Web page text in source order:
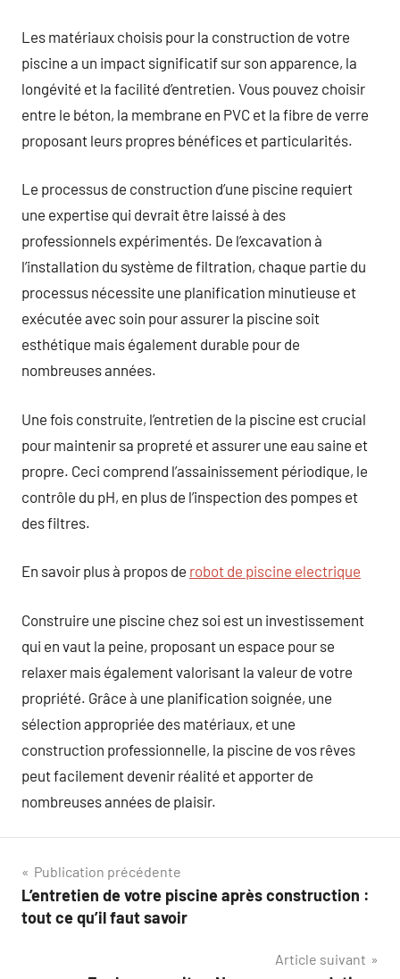
Les matériaux choisis pour la construction de votre
piscine a un impact significatif sur son apparence, la
longévité et la facilité d’entretien. Vous pouvez choisir
entre le béton, la membrane en PVC et la fibre de verre
proposant leurs propres bénéfices et particularités.
Le processus de construction d’une piscine requiert
une expertise qui devrait être laissé à des
professionnels expérimentés. De l’excavation à
l’installation du système de filtration, chaque partie du
processus nécessite une planification minutieuse et
exécutée avec soin pour assurer la piscine soit
esthétique mais également durable pour de
nombreuses années.
Une fois construite, l’entretien de la piscine est crucial
pour maintenir sa propreté et assurer une eau saine et
propre. Ceci comprend l’assainissement périodique, le
contrôle du pH, en plus de l’inspection des pompes et
des filtres.
En savoir plus à propos de robot de piscine electrique
Construire une piscine chez soi est un investissement
qui en vaut la peine, proposant un espace pour se
relaxer mais également valorisant la valeur de votre
propriété. Grâce à une planification soignée, une
sélection appropriée des matériaux, et une
construction professionnelle, la piscine de vos rêves
peut facilement devenir réalité et apporter de
nombreuses années de plaisir.
Navigation
de
Publication précédente
L’entretien de votre piscine après construction :
tout ce qu’il faut savoir
Article suivant